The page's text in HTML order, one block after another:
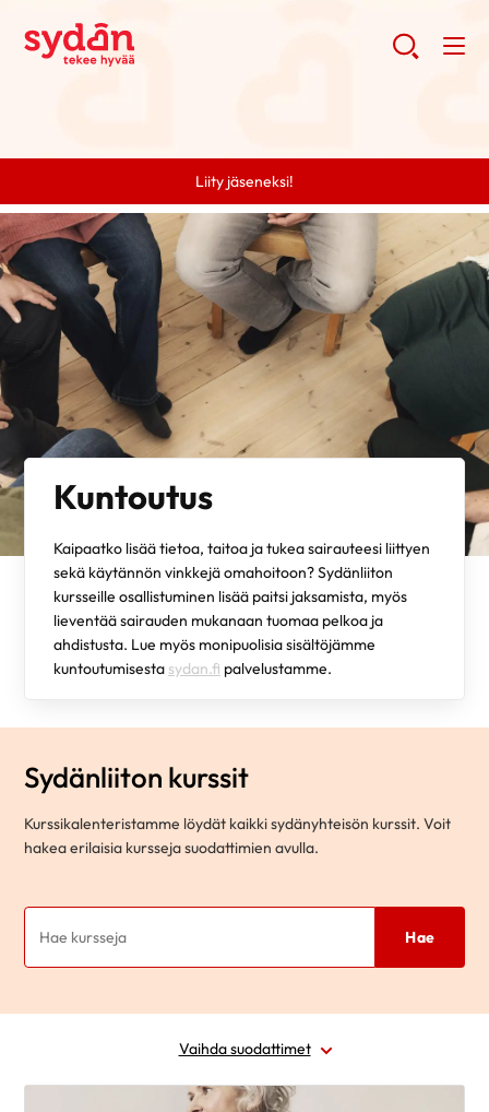
Liity jäseneksi!
Kuntoutus
Kaipaatko lisää tietoa, taitoa ja tukea sairauteesi liittyen
sekä käytännön vinkkejä omahoitoon? Sydänliiton
kursseille osallistuminen lisää paitsi jaksamista, myös
lieventää sairauden mukanaan tuomaa pelkoa ja
ahdistusta. Lue myös monipuolisia sisältöjämme
kuntoutumisesta sydan.fi palvelustamme.
Sydänliiton kurssit
Kurssikalenteristamme löydät kaikki sydänyhteisön kurssit. Voit
hakea erilaisia kursseja suodattimien avulla.
Hae
Vaihda suodattimet